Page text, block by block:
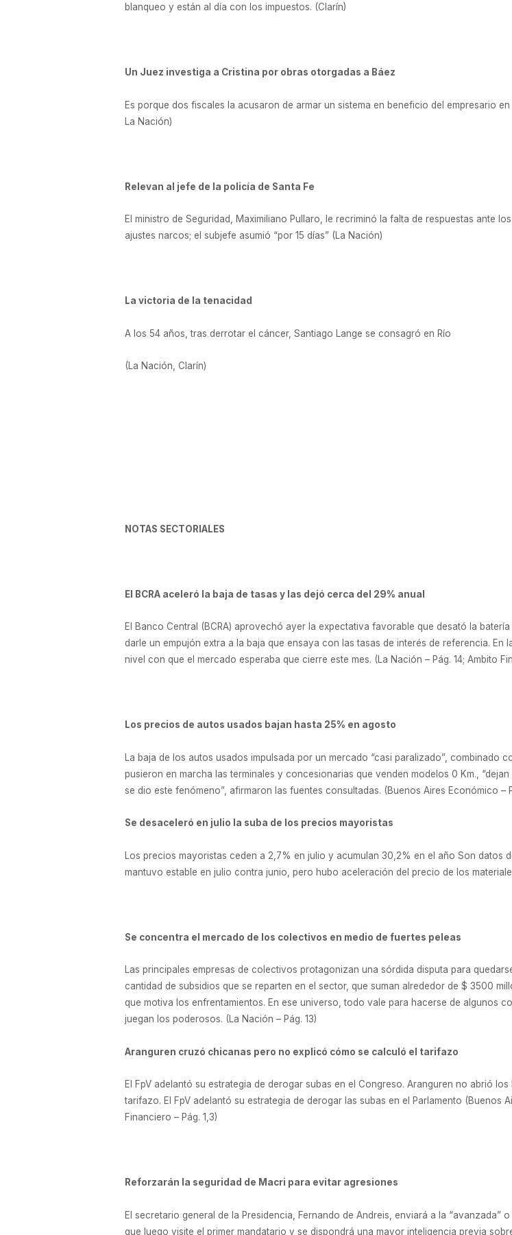
blanqueo y están al día con los impuestos. (Clarín)
Un Juez investiga a Cristina por obras otorgadas a Báez
Es porque dos fiscales la acusaron de armar un sistema en beneficio del empresario
La Nación)
Relevan al jefe de la policía de Santa Fe
El ministro de Seguridad, Maximiliano Pullaro, le recriminó la falta de respuestas ante
ajustes narcos; el subjefe asumió “por 15 días” (La Nación)
La victoria de la tenacidad
A los 54 años, tras derrotar el cáncer, Santiago Lange se consagró en Río
(La Nación, Clarín)
NOTAS SECTORIALES
El BCRA aceleró la baja de tasas y las dejó cerca del 29% anual
El Banco Central (BCRA) aprovechó ayer la expectativa favorable que desató la
darle un empujón extra a la baja que ensaya con las tasas de interés de referencia.
nivel con que el mercado esperaba que cierre este mes. (La Nación – Pág. 14; Ambito
Los precios de autos usados bajan hasta 25% en agosto
La baja de los autos usados impulsada por un mercado “casi paralizado”, combinado
pusieron en marcha las terminales y concesionarias que venden modelos 0 Km.,
se dio este fenómeno”, afirmaron las fuentes consultadas. (Buenos Aires Económico –
Se desaceleró en julio la suba de los precios mayoristas
Los precios mayoristas ceden a 2,7% en julio y acumulan 30,2% en el año Son datos
mantuvo estable en julio contra junio, pero hubo aceleración del precio de los
Se concentra el mercado de los colectivos en medio de fuertes peleas
Las principales empresas de colectivos protagonizan una sórdida disputa para
cantidad de subsidios que se reparten en el sector, que suman alrededor de $ 3500
que motiva los enfrentamientos. En ese universo, todo vale para hacerse de algunos
juegan los poderosos. (La Nación – Pág. 13)
Aranguren cruzó chicanas pero no explicó cómo se calculó el tarifazo
El FpV adelantó su estrategia de derogar subas en el Congreso. Aranguren no abrió
tarifazo. El FpV adelantó su estrategia de derogar las subas en el Parlamento (Buenos
Financiero – Pág. 1,3)
Reforzarán la seguridad de Macri para evitar agresiones
El secretario general de la Presidencia, Fernando de Andreis, enviará a la
que luego visite el primer mandatario y se dispondrá una mayor inteligencia previa